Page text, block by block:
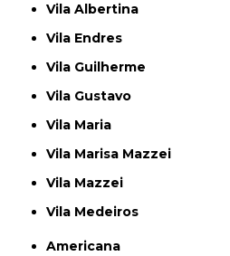
Vila Albertina
Vila Endres
Vila Guilherme
Vila Gustavo
Vila Maria
Vila Marisa Mazzei
Vila Mazzei
Vila Medeiros
Americana